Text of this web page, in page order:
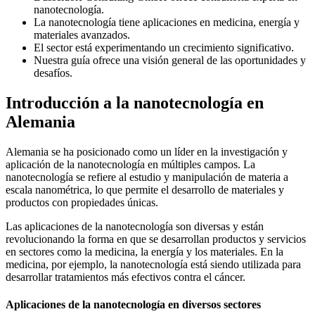
nanotecnología.
La nanotecnología tiene aplicaciones en medicina, energía y
materiales avanzados.
El sector está experimentando un crecimiento significativo.
Nuestra guía ofrece una visión general de las oportunidades y
desafíos.
Introducción a la nanotecnología en
Alemania
Alemania se ha posicionado como un líder en la investigación y
aplicación de la nanotecnología en múltiples campos. La
nanotecnología se refiere al estudio y manipulación de materia a
escala nanométrica, lo que permite el desarrollo de materiales y
productos con propiedades únicas.
Las aplicaciones de la nanotecnología son diversas y están
revolucionando la forma en que se desarrollan productos y servicios
en sectores como la medicina, la energía y los materiales. En la
medicina, por ejemplo, la nanotecnología está siendo utilizada para
desarrollar tratamientos más efectivos contra el cáncer.
Aplicaciones de la nanotecnología en diversos sectores